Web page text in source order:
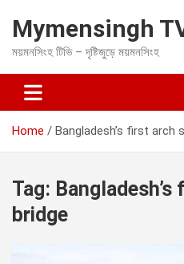
t
c
Mymensingh
ময়মনসিংহ টিভি – দৃষ্টিজুড়ে ময়মনসিংহ
Home Bangladesh’s first arch
Tag:
bridge